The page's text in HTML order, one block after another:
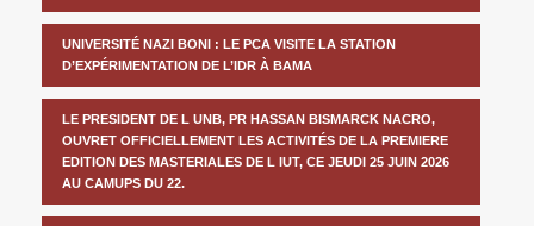
UNIVERSITÉ NAZI BONI : LE PCA VISITE LA STATION
D’EXPÉRIMENTATION DE L’IDR À BAMA
LE PRESIDENT DE L UNB, PR HASSAN BISMARCK NACRO,
OUVRET OFFICIELLEMENT LES ACTIVITÉS DE LA PREMIERE
EDITION DES MASTERIALES DE L IUT, CE JEUDI 25 JUIN 2026
AU CAMUPS DU 22.